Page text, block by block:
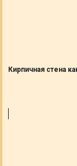
Кирпичная стена